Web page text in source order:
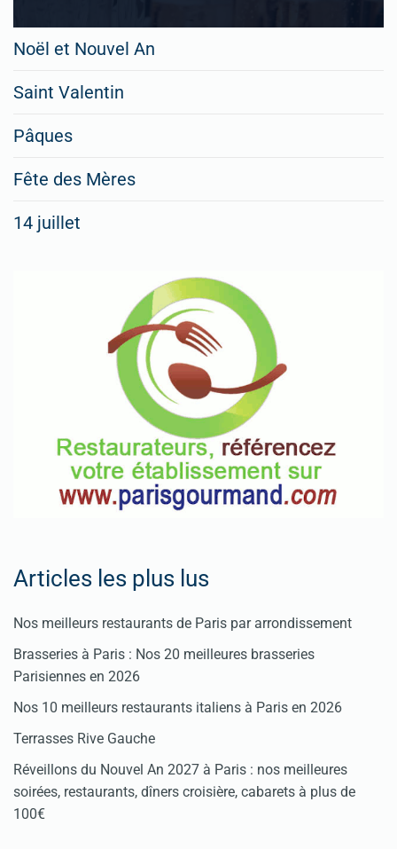
Noël et Nouvel An
Saint Valentin
Pâques
Fête des Mères
14 juillet
Articles les plus lus
Nos meilleurs restaurants de Paris par arrondissement
Brasseries à Paris : Nos 20 meilleures brasseries
Parisiennes en 2026
Nos 10 meilleurs restaurants italiens à Paris en 2026
Terrasses Rive Gauche
Réveillons du Nouvel An 2027 à Paris : nos meilleures
soirées, restaurants, dîners croisière, cabarets à plus de
100€